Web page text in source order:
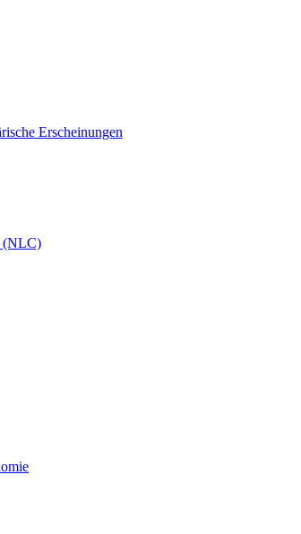
Erscheinungen
(NLC)